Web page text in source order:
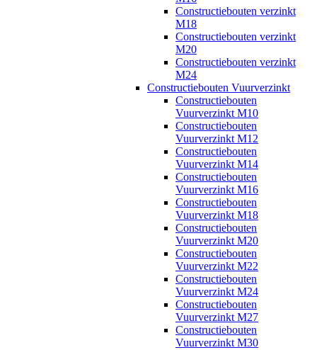
Constructiebouten verzinkt
M18
Constructiebouten verzinkt
M20
Constructiebouten verzinkt
M24
Constructiebouten Vuurverzinkt
Constructiebouten
Vuurverzinkt M10
Constructiebouten
Vuurverzinkt M12
Constructiebouten
Vuurverzinkt M14
Constructiebouten
Vuurverzinkt M16
Constructiebouten
Vuurverzinkt M18
Constructiebouten
Vuurverzinkt M20
Constructiebouten
Vuurverzinkt M22
Constructiebouten
Vuurverzinkt M24
Constructiebouten
Vuurverzinkt M27
Constructiebouten
Vuurverzinkt M30